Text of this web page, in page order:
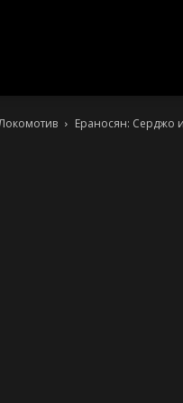
Ераносян: Серджо